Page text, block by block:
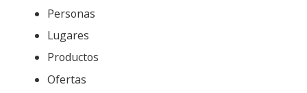
Personas
Lugares
Productos
Ofertas